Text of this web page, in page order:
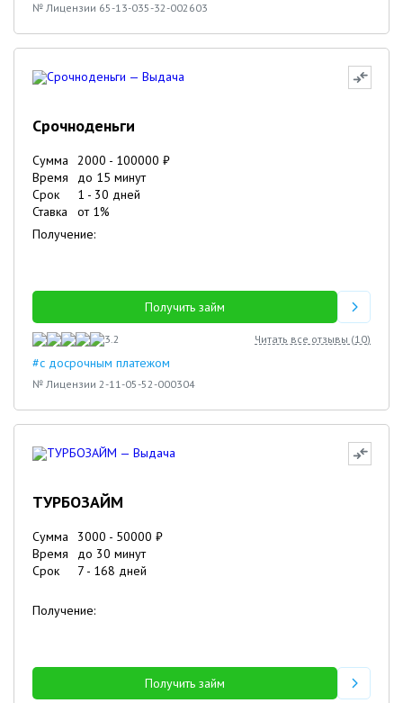
№ Лицензии 65-13-035-32-002603
Срочноденьги
Сумма 2000 - 100000 ₽
Время
до 15 минут
Срок
1 - 30 дней
Ставка
от 1%
Получение:
Получить займ
3.2 Читать все отзывы (10)
#с досрочным платежом
№ Лицензии 2-11-05-52-000304
ТУРБОЗАЙМ
Сумма 3000 - 50000 ₽
Время
до 30 минут
Срок
7 - 168 дней
Получение:
Получить займ